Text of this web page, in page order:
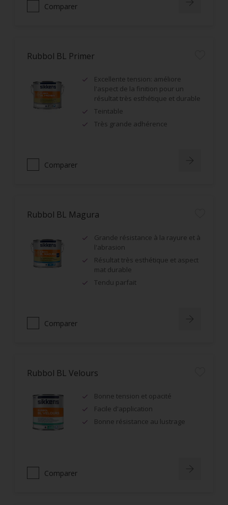
Comparer
Rubbol BL Primer
Excellente tension: améliore
l'aspect de la finition pour un
résultat très esthétique et durable
Teintable
Très grande adhérence
Comparer
Rubbol BL Magura
Grande résistance à la rayure et à
l'abrasion
Résultat très esthétique et aspect
mat durable
Tendu parfait
Comparer
Rubbol BL Velours
Bonne tension et opacité
Facile d'application
Bonne résistance au lustrage
Comparer